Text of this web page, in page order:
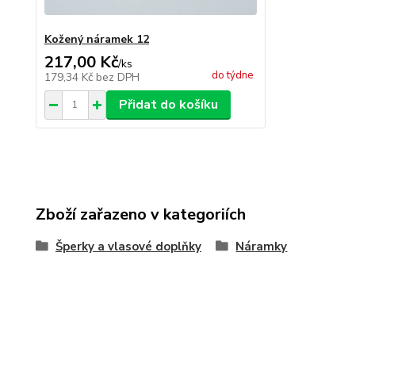
Kožený náramek 12
217,00 Kč/ks
179,34 Kč bez DPH do týdne
Přidat do košíku
Zboží zařazeno v kategoriích
Šperky a vlasové doplňky Náramky